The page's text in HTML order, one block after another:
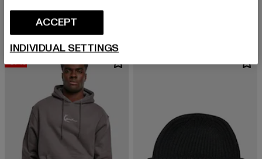
EUR 25,99
Derzeitiger Preis: EUR 25,99Aktionspreis: EUR 39,99
-37%
ACCEPT
INDIVIDUAL SETTINGS